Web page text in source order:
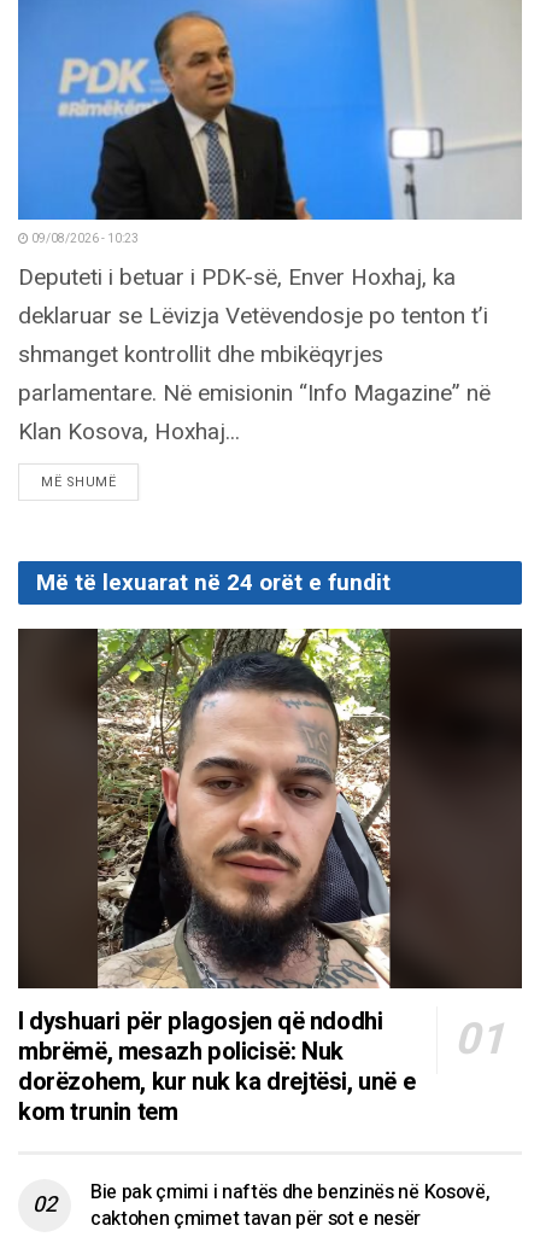
09/08/2026 - 10:23
Deputeti i betuar i PDK-së, Enver Hoxhaj, ka
deklaruar se Lëvizja Vetëvendosje po tenton t’i
shmanget kontrollit dhe mbikëqyrjes
parlamentare. Në emisionin “Info Magazine” në
Klan Kosova, Hoxhaj...
MË SHUMËDETAILS
Më të lexuarat në 24 orët e fundit
I dyshuari për plagosjen që ndodhi
mbrëmë, mesazh policisë: Nuk
dorëzohem, kur nuk ka drejtësi, unë e
kom trunin tem
Bie pak çmimi i naftës dhe benzinës në Kosovë,
caktohen çmimet tavan për sot e nesër